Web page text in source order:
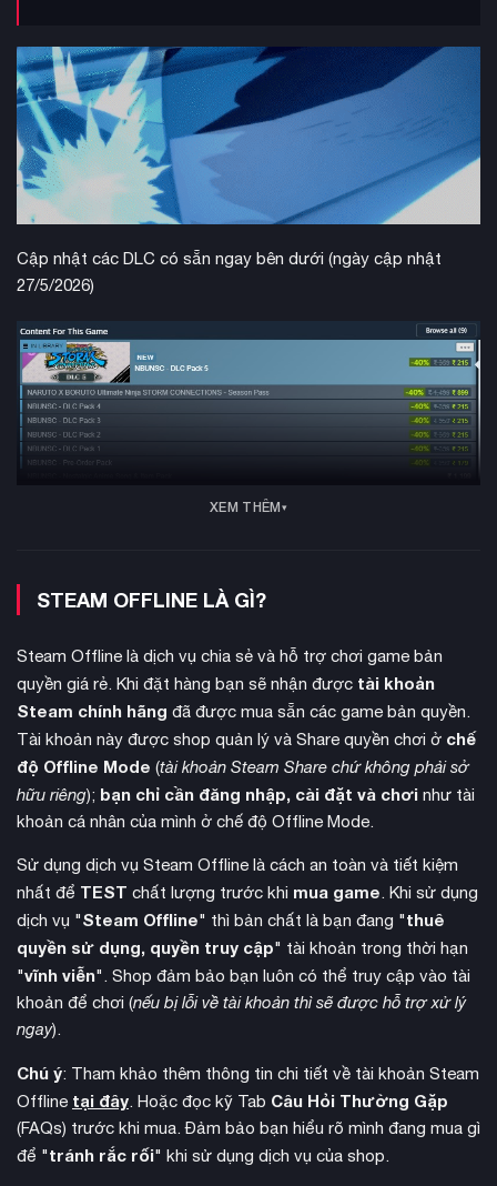
Cập nhật các DLC có sẵn ngay bên dưới (ngày cập nhật
27/5/2026)
nhân vật mới như Indra và Asura Ōtsutsuki, game thủ sẽ
được trải nghiệm những trận chiến ninja đỉnh cao. Hệ thống
chơi dễ dàng thực hiện các combo ninjutsu mạnh mẽ chỉ với
một nút bấm.
phép người chơi trải nghiệm lại những khoảnh khắc quan
trọng trong saga Naruto qua 8 chương, có thể bắt đầu từ
bất kỳ chương nào. Special Story Mode mang đến cốt truyện
độc quyền hoàn toàn mới về thế hệ ninja hiện đại.
XEM THÊM
STEAM OFFLINE LÀ GÌ?
Steam Offline là dịch vụ chia sẻ và hỗ trợ chơi game bản
quyền giá rẻ. Khi đặt hàng bạn sẽ nhận được tài khoản
Steam chính hãng đã được mua sẵn các game bản quyền.
Tài khoản này được shop quản lý và Share quyền chơi ở chế
độ Offline Mode (tài khoản Steam Share chứ không phải sở
hữu riêng); bạn chỉ cần đăng nhập, cài đặt và chơi như tài
khoản cá nhân của mình ở chế độ Offline Mode.
Sử dụng dịch vụ Steam Offline là cách an toàn và tiết kiệm
nhất để TEST chất lượng trước khi mua game. Khi sử dụng
dịch vụ "Steam Offline" thì bản chất là bạn đang "thuê
quyền sử dụng, quyền truy cập" tài khoản trong thời hạn
"vĩnh viễn". Shop đảm bảo bạn luôn có thể truy cập vào tài
khoản để chơi (nếu bị lỗi về tài khoản thì sẽ được hỗ trợ xử lý
ngay).
Chú ý: Tham khảo thêm thông tin chi tiết về tài khoản Steam
Offline tại đây. Hoặc đọc kỹ Tab Câu Hỏi Thường Gặp
(FAQs) trước khi mua. Đảm bảo bạn hiểu rõ mình đang mua gì
để "tránh rắc rối" khi sử dụng dịch vụ của shop.